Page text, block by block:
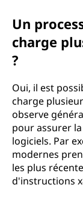
Un
charge
?
Oui, il est
charge
observe
pour assurer
logiciels. Par
modernes
les plus
d'instructions